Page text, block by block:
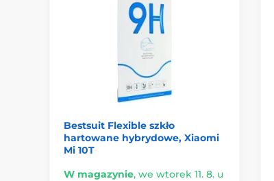
Bestsuit Flexible szkło
hartowane hybrydowe, Xiaomi
Mi 10T
W magazynie, we wtorek 11. 8. u